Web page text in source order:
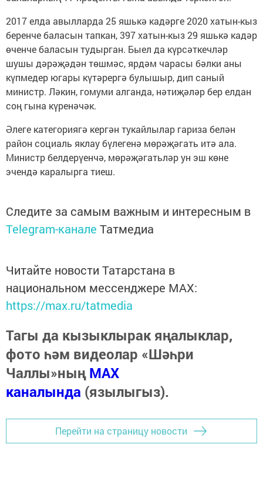
2017 елда авылларда 25 яшькә кадәрге 2020 хатын-кыз
беренче баласын тапкан, 397 хатын-кыз 29 яшькә кадәр
өченче баласын тудырган. Быел да күрсәткечләр
шушы дәрәҗәдән төшмәс, ярдәм чарасы бәлки аны
күпмедер югары күтәрергә булышыр, дип саный
министр. Ләкин, гомуми алганда, нәтиҗәләр бер елдан
соң гына күренәчәк.
Әлеге категориягә кергән тукайлылар гариза белән
район социаль яклау бүлегенә мөрәҗәгать итә ала.
Министр белдерүенчә, мөрәҗәгатьләр ун эш көне
эчендә каралырга тиеш.
Следите за самым важным и интересным в
Telegram-канале Татмедиа
Читайте новости Татарстана в
национальном мессенджере MАХ:
https://max.ru/tatmedia
Тагы да кызыклырак яңалыклар,
фото һәм видеолар «Шәһри
Чаллы»ныңMAX
каналында (язылыгыз).
Перейти на страницу новости